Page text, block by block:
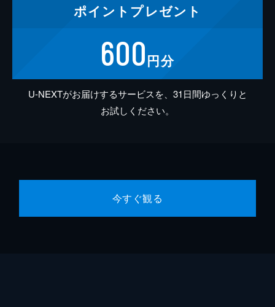
ポイント プレゼント
600円分
U-NEXTがお届けするサービスを、31日間ゆっくりと
お試しください。
今すぐ観る